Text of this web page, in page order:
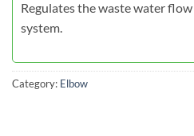
Regulates the waste water
system.
Category: Elbow